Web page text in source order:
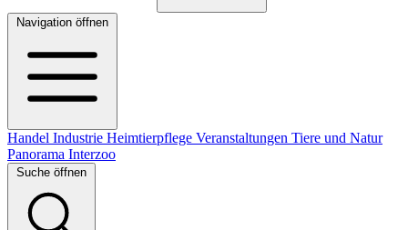
Navigation öffnen
Handel Industrie Heimtierpflege Veranstaltungen Tiere und Natur
Panorama Interzoo
Suche öffnen